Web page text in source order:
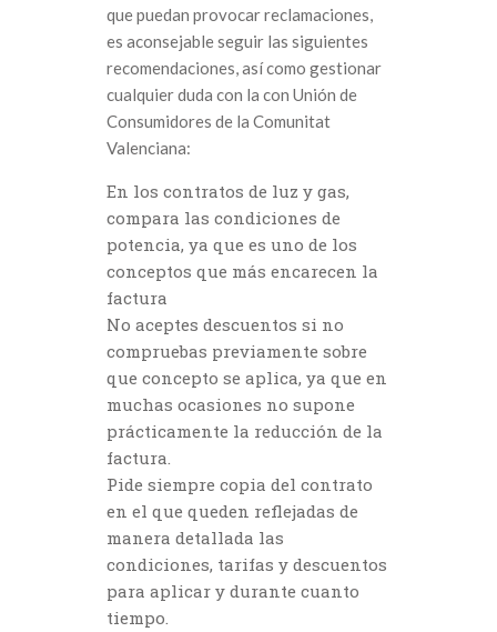
que puedan provocar reclamaciones,
es aconsejable seguir las siguientes
recomendaciones, así como gestionar
cualquier duda con la con Unión de
Consumidores de la Comunitat
Valenciana:
En los contratos de luz y gas,
compara las condiciones de
potencia, ya que es uno de los
conceptos que más encarecen la
factura
No aceptes descuentos si no
compruebas previamente sobre
que concepto se aplica, ya que en
muchas ocasiones no supone
prácticamente la reducción de la
factura.
Pide siempre copia del contrato
en el que queden reflejadas de
manera detallada las
condiciones, tarifas y descuentos
para aplicar y durante cuanto
tiempo.